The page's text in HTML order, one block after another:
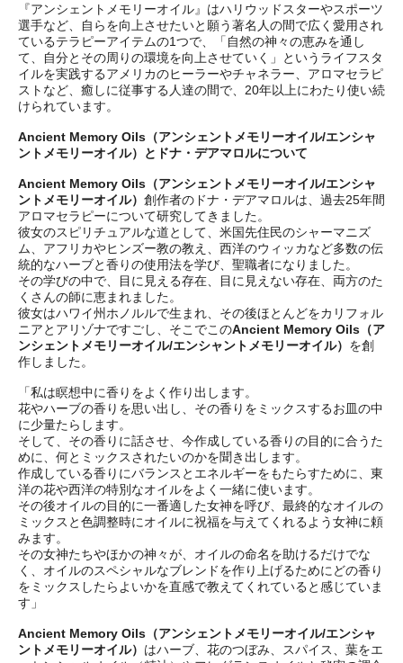
『アンシェントメモリーオイル』はハリウッドスターやスポーツ
選手など、自らを向上させたいと願う著名人の間で広く愛用され
ているテラピーアイテムの1つで、「自然の神々の恵みを通し
て、自分とその周りの環境を向上させていく」というライフスタ
イルを実践するアメリカのヒーラーやチャネラー、アロマセラピ
ストなど、癒しに従事する人達の間で、20年以上にわたり使い続
けられています。
Ancient Memory Oils（アンシェントメモリーオイル/エンシャ
ントメモリーオイル）とドナ・デアマロルについて
Ancient Memory Oils（アンシェントメモリーオイル/エンシャ
ントメモリーオイル） 創作者のドナ・デアマロルは、過去25年間
アロマセラピーについて研究してきました。
彼女のスピリチュアルな道として、米国先住民のシャーマニズ
ム、アフリカやヒンズー教の教え、西洋のウィッカなど多数の伝
統的なハーブと香りの使用法を学び、聖職者になりました。
その学びの中で、目に見える存在、目に見えない存在、両方のた
くさんの師に恵まれました。
彼女はハワイ州ホノルルで生まれ、その後ほとんどをカリフォル
ニアとアリゾナですごし、そこでこのAncient Memory Oils（ア
ンシェントメモリーオイル/エンシャントメモリーオイル） を創
作しました。
「私は瞑想中に香りをよく作り出します。
花やハーブの香りを思い出し、その香りをミックスするお皿の中
に少量たらします。
そして、その香りに話させ、今作成している香りの目的に合うた
めに、何とミックスされたいのかを聞き出します。
作成している香りにバランスとエネルギーをもたらすために、東
洋の花や西洋の特別なオイルをよく一緒に使います。
その後オイルの目的に一番適した女神を呼び、最終的なオイルの
ミックスと色調整時にオイルに祝福を与えてくれるよう女神に頼
みます。
その女神たちやほかの神々が、オイルの命名を助けるだけでな
く、オイルのスペシャルなブレンドを作り上げるためにどの香り
をミックスしたらよいかを直感で教えてくれていると感じていま
す」
Ancient Memory Oils（アンシェントメモリーオイル/エンシャ
ントメモリーオイル） はハーブ、花のつぼみ、スパイス、葉をエ